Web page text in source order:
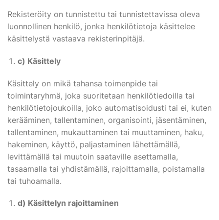
Rekisteröity on tunnistettu tai tunnistettavissa oleva
luonnollinen henkilö, jonka henkilötietoja käsittelee
käsittelystä vastaava rekisterinpitäjä.
c) Käsittely
Käsittely on mikä tahansa toimenpide tai
toimintaryhmä, joka suoritetaan henkilötiedoilla tai
henkilötietojoukoilla, joko automatisoidusti tai ei, kuten
kerääminen, tallentaminen, organisointi, jäsentäminen,
tallentaminen, mukauttaminen tai muuttaminen, haku,
hakeminen, käyttö, paljastaminen lähettämällä,
levittämällä tai muutoin saataville asettamalla,
tasaamalla tai yhdistämällä, rajoittamalla, poistamalla
tai tuhoamalla.
d) Käsittelyn rajoittaminen